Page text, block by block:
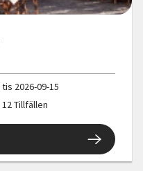
tis 2026-09-15
12 Tillfällen